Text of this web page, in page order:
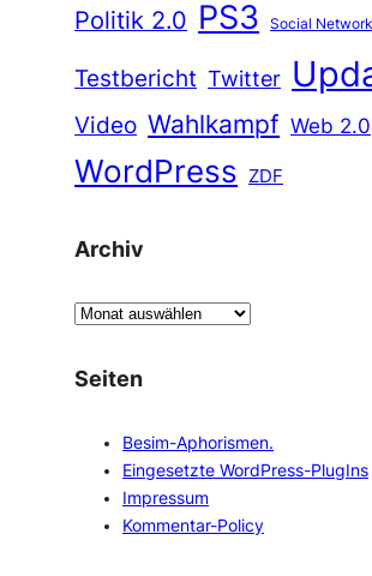
Politik 2.0 PS3 Social
Testbericht Twitter
Video Wahlkampf Web 2.0
WordPress ZDF
Archiv
A
c
Seiten
Besim-Aphorismen.
Eingesetzte WordPress-PlugIns
Impressum
Kommentar-Policy